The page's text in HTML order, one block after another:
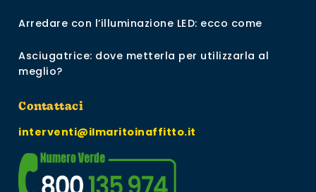
Arredare con l’illuminazione LED: ecco come
Asciugatrice: dove metterla per utilizzarla al
meglio?
Contattaci
interventi@ilmaritoinaffitto.it